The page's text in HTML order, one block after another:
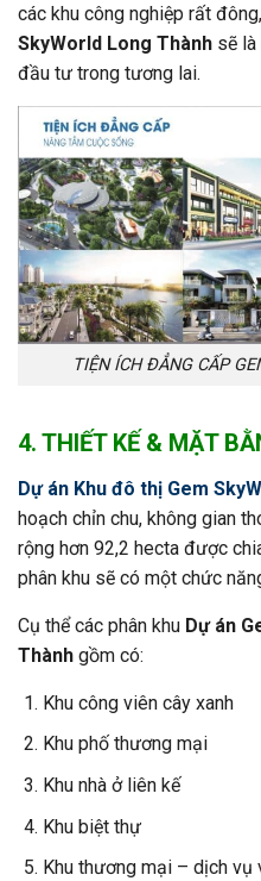
các khu công nghiệp rất
SkyWorld Long Thành sẽ
đầu tư trong tương lai.
TIỆN ÍCH ĐẲNG CẤP
4. THIẾT KẾ & MẶT
Dự án Khu đô thị Gem
hoạch chỉn chu, không gian
rộng hơn 92,2 hecta được
phân khu sẽ có một chức
Cụ thể các phân khu Dự án
Thành gồm có:
Khu công viên cây xanh
Khu phố thương mại
Khu nhà ở liên kế
Khu biệt thự
Khu thương mại – dịch vụ